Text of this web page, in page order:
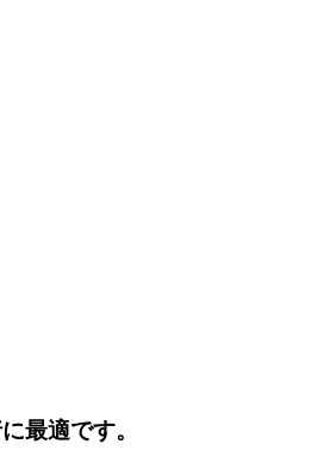
最適です。